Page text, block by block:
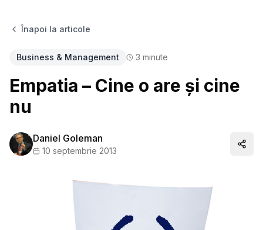
Înapoi la articole
Business & Management 3 minute
Empatia – Cine o are și cine
nu
Daniel Goleman
10 septembrie 2013